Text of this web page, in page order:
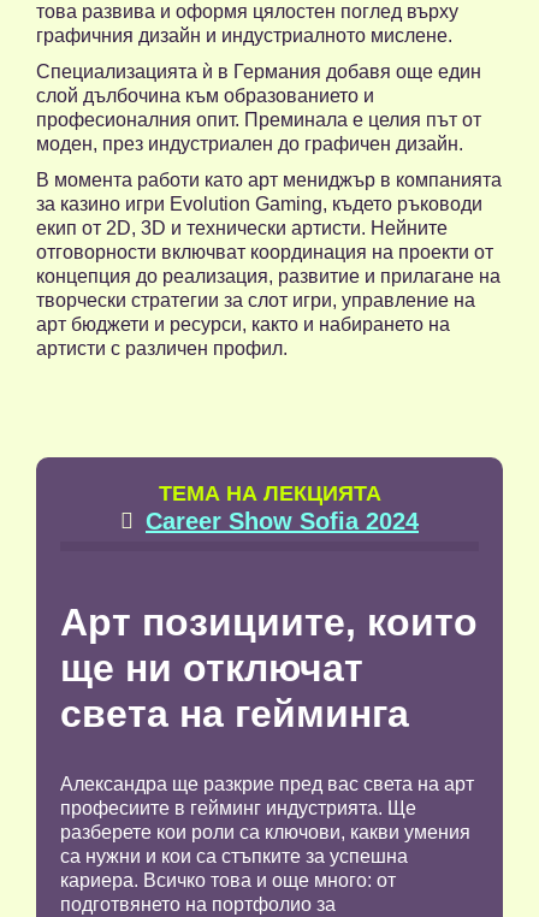
това развива и оформя цялостен поглед върху
графичния дизайн и индустриалното мислене.
Специализацията ѝ в Германия добавя още един
слой дълбочина към образованието и
професионалния опит. Преминала е целия път от
моден, през индустриален до графичен дизайн.
В момента работи като арт мениджър в компанията
за казино игри Evolution Gaming, където ръководи
екип от 2D, 3D и технически артисти. Нейните
отговорности включват координация на проекти от
концепция до реализация, развитие и прилагане на
творчески стратегии за слот игри, управление на
арт бюджети и ресурси, както и набирането на
артисти с различен профил.
TЕМА НА ЛЕКЦИЯТА
 Career Show Sofia 2024
Арт позициите, които
ще ни отключат
света на гейминга
Александра ще разкрие пред вас света на арт
професиите в гейминг индустрията. Ще
разберете кои роли са ключови, какви умения
са нужни и кои са стъпките за успешна
кариера. Всичко това и още много: от
подготвянето на портфолио за